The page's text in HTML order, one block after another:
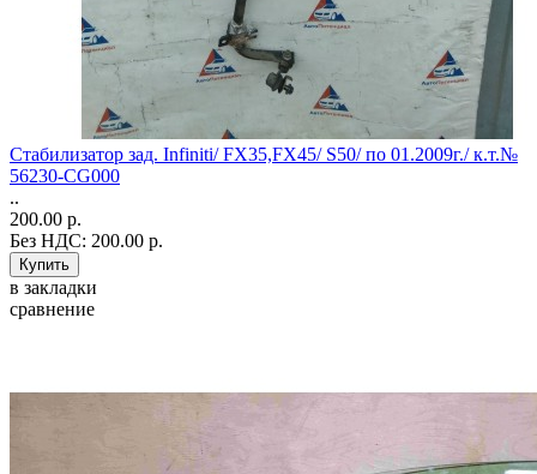
Стабилизатор зад. Infiniti/ FX35,FX45/ S50/ по 01.2009г./ к.т.№
56230-CG000
..
200.00 р.
Без НДС: 200.00 р.
в закладки
сравнение